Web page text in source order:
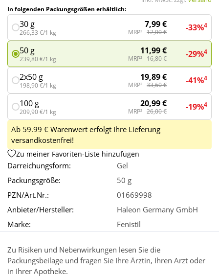
In folgenden Packungsgrößen erhältlich:
30 g
266,33 €/1 kg
7,99 €
MRP² 12,00 € -33%4
50 g
239,80 €/1 kg
11,99 €
MRP² 16,80 € -29%4
2x50 g
198,90 €/1 kg
19,89 €
MRP² 33,60 € -41%4
100 g
209,90 €/1 kg
20,99 €
MRP² 26,00 € -19%4
Ab 59.99 € Warenwert erfolgt Ihre Lieferung
versandkostenfrei!
Zu meiner Favoriten-Liste hinzufügen
Darreichungsform:
Gel
Packungsgröße:
50 g
PZN/Art.Nr.:
01669998
Anbieter/Hersteller:
Haleon Germany GmbH
Marke:
Fenistil
Zu Risiken und Nebenwirkungen lesen Sie die
Packungsbeilage und fragen Sie Ihre Ärztin, Ihren Arzt oder
in Ihrer Apotheke.